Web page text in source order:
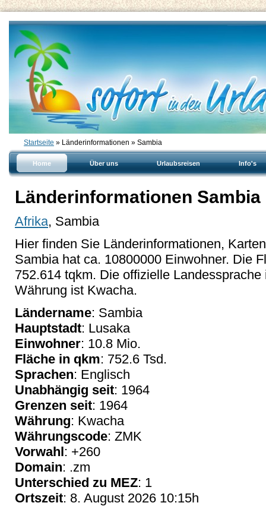
Startseite » Länderinformationen » Sambia
Home Über uns Urlaubsreisen Info's
Länderinformationen Sambia
Afrika, Sambia
Hier finden Sie Länderinformationen,
Sambia hat ca. 10800000 Einwohner. Die
752.614 tqkm. Die offizielle
Währung ist Kwacha.
Ländername: Sambia
Hauptstadt: Lusaka
Einwohner: 10.8 Mio.
Fläche in qkm: 752.6 Tsd.
Sprachen: Englisch
Unabhängig seit: 1964
Grenzen seit: 1964
Währung: Kwacha
Währungscode: ZMK
Vorwahl: +260
Domain: .zm
Unterschied zu MEZ: 1
Ortszeit: 8. August 2026 10:15h